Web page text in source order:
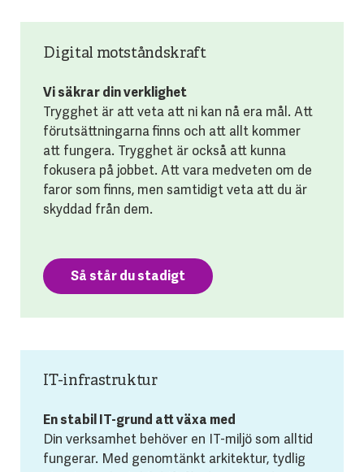
Digital motståndskraft
Vi säkrar din verklighet
Trygghet är att veta att ni kan nå era mål. Att
förutsättningarna finns och att allt kommer
att fungera. Trygghet är också att kunna
fokusera på jobbet. Att vara medveten om de
faror som finns, men samtidigt veta att du är
skyddad från dem.
Så står du stadigt
IT-infrastruktur
En stabil IT-grund att växa med
Din verksamhet behöver en IT-miljö som alltid
fungerar. Med genomtänkt arkitektur, tydlig